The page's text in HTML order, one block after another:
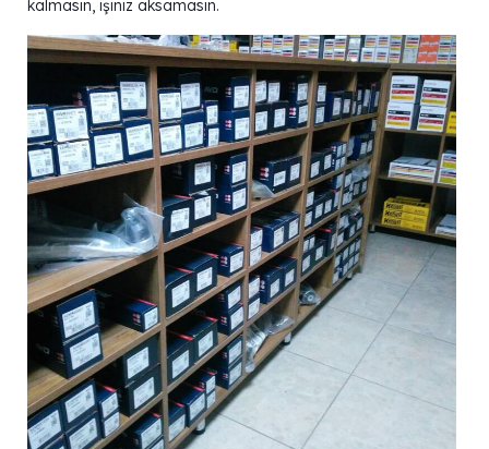
kalmasın, işiniz aksamasın.